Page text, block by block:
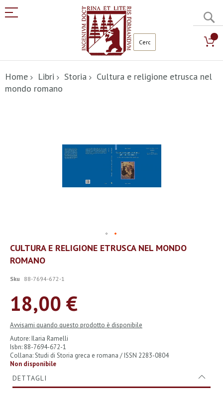
al
contenuto
Home Libri Storia
Cultura e religione etrusca nel
mondo romano
Vai
all'inizio
della
di
CULTURA E RELIGIONE ETRUSCA NEL MONDO
ROMANO
Sku 88-7694-672-1
18,00 €
Avvisami quando questo prodotto è disponibile
Autore: Ilaria Ramelli
Isbn: 88-7694-672-1
Collana: Studi di Storia greca e romana / ISSN 2283-0804
Non disponibile
DETTAGLI